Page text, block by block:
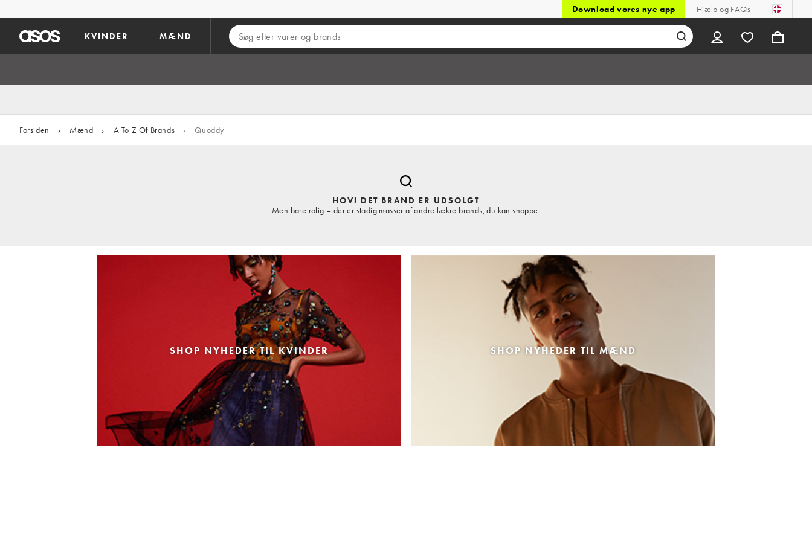
Download vores nye app Hjælp og FAQs
KVINDER MÆND
Forsiden › Mænd › A To Z Of Brands › Quoddy
HOV! DET BRAND ER UDSOLGT
Men bare rolig – der er stadig masser af andre lækre brands, du kan shoppe.
SHOP NYHEDER TIL KVINDER SHOP NYHEDER TIL MÆND